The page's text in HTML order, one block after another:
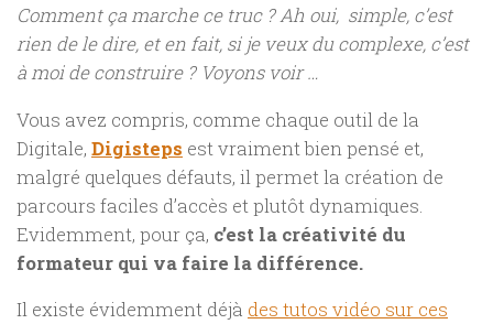
Comment ça marche ce truc ? Ah oui, simple, c’est
rien de le dire, et en fait, si je veux du complexe, c’est
à moi de construire ? Voyons voir …
Vous avez compris, comme chaque outil de la
Digitale, Digisteps est vraiment bien pensé et,
malgré quelques défauts, il permet la création de
parcours faciles d’accès et plutôt dynamiques.
Evidemment, pour ça, c’est la créativité du
formateur qui va faire la différence.
Il existe évidemment déjà des tutos vidéo sur ces